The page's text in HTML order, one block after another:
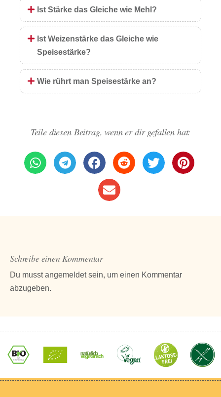
Ist Stärke das Gleiche wie Mehl?
Ist Weizenstärke das Gleiche wie
Speisestärke?
Wie rührt man Speisestärke an?
Teile diesen Beitrag, wenn er dir gefallen hat:
Schreibe einen Kommentar
Du musstangemeldetsein, um einen Kommentar
abzugeben.